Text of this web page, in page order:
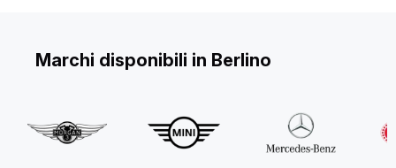
Marchi disponibili in Berlino